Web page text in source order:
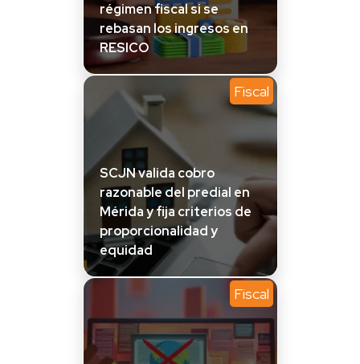
régimen fiscal si se
rebasan los ingresos en
RESICO
Fiscal
SCJN valida cobro
razonable del predial en
Mérida y fija criterios de
proporcionalidad y
equidad
Fiscal